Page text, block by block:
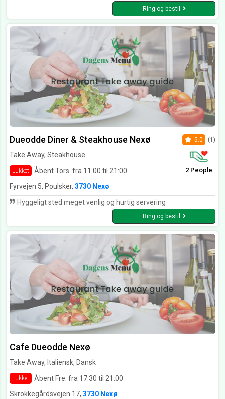
Ring og bestil
Dueodde Diner & Steakhouse Nexø
Take Away, Steakhouse
Lukket Åbent Tors. fra 11:00 til 21:00
5.0 (1)
2 People
Fyrvejen 5, Poulsker, 3730 Nexø
Hyggeligt sted meget venlig og hurtig servering
Ring og bestil
Cafe Dueodde Nexø
Take Away, Italiensk, Dansk
Lukket
Åbent Fre. fra 17:30 til 21:00
Skrokkegårdsvejen 17, 3730 Nexø